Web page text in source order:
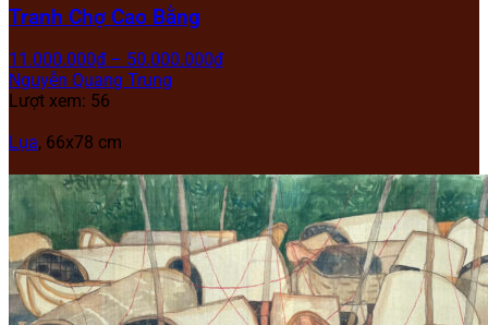
Tranh Chợ Cao Bằng
11.000.000₫ – 50.000.000₫
Nguyễn Quang Trung
Lượt xem: 56
Lụa, 66x78 cm